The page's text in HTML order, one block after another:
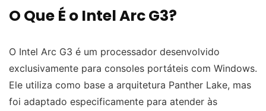
O Que É o Intel Arc G3?
O Intel Arc G3 é um processador desenvolvido
exclusivamente para consoles portáteis com Windows.
Ele utiliza como base a arquitetura Panther Lake, mas
foi adaptado especificamente para atender às